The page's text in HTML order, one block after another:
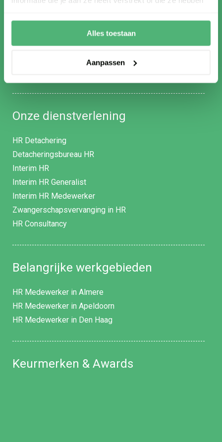
Alles toestaan
Aanpassen
Carrière
Werken bij HR Specialist
Onze dienstverlening
HR Detachering
Detacheringsbureau HR
Interim HR
Interim HR Generalist
Interim HR Medewerker
Zwangerschapsvervanging in HR
HR Consultancy
Belangrijke werkgebieden
HR Medewerker in Almere
HR Medewerker in Apeldoorn
HR Medewerker in Den Haag
Keurmerken & Awards